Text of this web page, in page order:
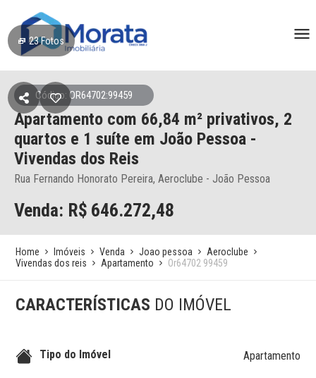
23Fotos
Código: OR64702:99459
Apartamento com 66,84 m² privativos, 2
quartos e 1 suíte em João Pessoa -
Vivendas dos Reis
Rua Fernando Honorato Pereira, Aeroclube - João Pessoa
Venda: R$ 646.272,48
Home Imóveis Venda Joao pessoa
Aeroclube
Vivendas dos reis
Apartamento Or64702 99459
CARACTERÍSTICAS DO IMÓVEL
Tipo do Imóvel Apartamento